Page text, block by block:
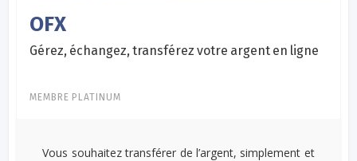
OFX
Gérez, échangez, transférez votre argent en ligne
MEMBRE PLATINUM
Vous souhaitez transférer de l’argent, simplement et